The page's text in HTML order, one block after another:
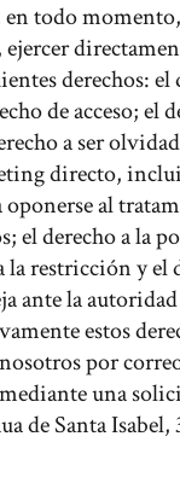
en todo
derechos: el
de acceso; el
a ser
directo,
al
el derecho a la
la restricción y el
ante la
estos
por
una
de Santa Isabel,